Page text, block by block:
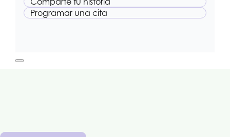
Programar una cita